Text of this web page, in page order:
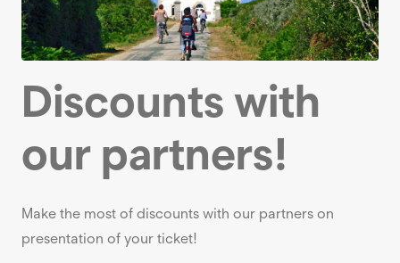
Discounts with
our partners!
Make the most of discounts with our partners on
presentation of your ticket!